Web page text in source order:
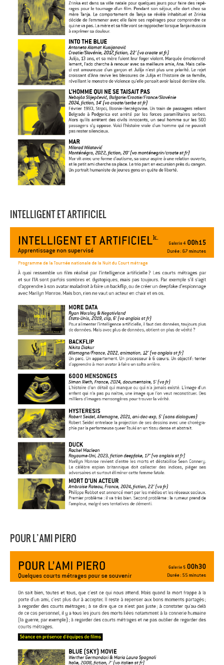
INTELLIGENT ET ARTIFICIEL
POUR L’AMI PIERO